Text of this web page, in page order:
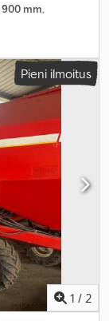
900 mm,
Pieni ilmoitus
1 / 2